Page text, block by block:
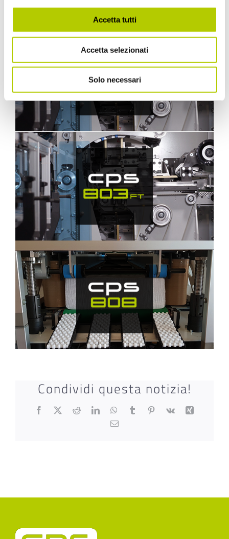
Accetta tutti
Accetta selezionati
Solo necessari
Condividi questa notizia!
Facebook Reddit LinkedInWhatsApp
TumblrPinterest
Vk
Email